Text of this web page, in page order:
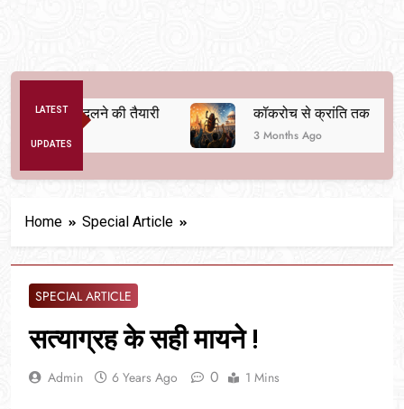
LATEST
UPDATES
बदलने की तैयारी कॉकरोच से क्रांति तक
3 Months Ago
Home Special Article
SPECIAL ARTICLE
सत्याग्रह के सही मायने !
Admin 6 Years Ago 0 1 Mins